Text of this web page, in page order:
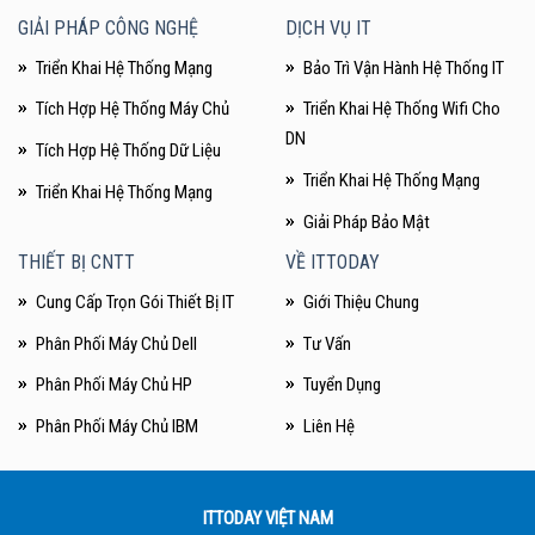
đáp ứng nhu cầu băng thông lớn của các ứng dụng và dịch vụ
mạng.
Tính linh hoạt và mở rộng: Các mô-đun và card giao diện có thể
thay thế nóng giúp dễ dàng mở rộng và nâng cấp hệ thống mạng
theo nhu cầu phát triển.
Quản lý và giám sát mạng: Cisco NX-OS cung cấp các công cụ
lưới khỏi các mối đe dọa và tấn công.
dữ liệu nhỏ đến trung bình, các doanh nghiệp yêu cầu hiệu suất
GIẢI PHÁP CÔNG NGHỆ
Triển Khai Hệ Thống Mạng
Tích Hợp Hệ Thống Máy Chủ
Tích Hợp Hệ Thống Dữ Liệu
Triển Khai Hệ Thống Mạng
DỊCH VỤ IT
Bảo Trì Vận Hành Hệ Thống IT
Triển Khai Hệ Thống Wifi Cho
DN
Triển Khai Hệ Thống Mạng
Giải Pháp Bảo Mật
THIẾT BỊ CNTT
Cung Cấp Trọn Gói Thiết Bị IT
Phân Phối Máy Chủ Dell
Phân Phối Máy Chủ HP
Phân Phối Máy Chủ IBM
VỀ ITTODAY
Giới Thiệu Chung
Tư Vấn
Tuyển Dụng
Liên Hệ
ITTODAY VIỆT NAM